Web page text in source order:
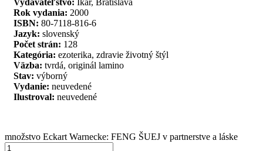
Rok vydania: 2000
ISBN: 80-7118-816-6
Jazyk: slovenský
Počet strán: 128
Kategória: ezoterika, zdravie životný štýl
Väzba: tvrdá, originál lamino
Stav: výborný
Vydanie: neuvedené
Ilustroval: neuvedené
množstvo Eckart Warnecke: FENG ŠUEJ v partnerstve a láske